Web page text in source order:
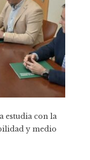
estudia con la
y medio